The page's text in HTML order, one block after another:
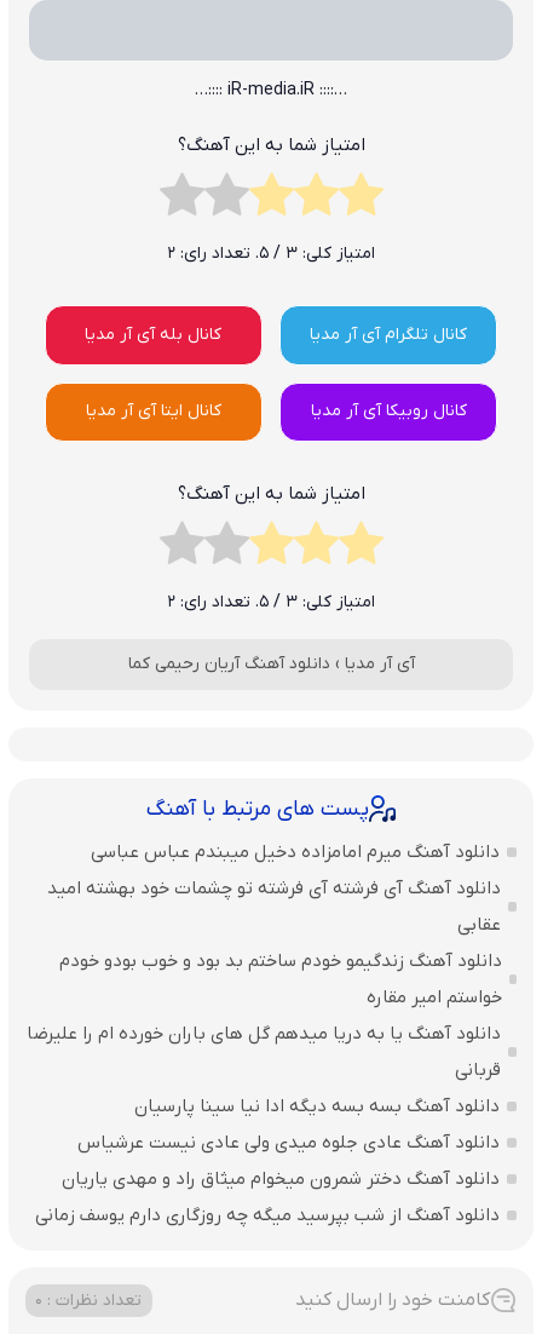
…:::: iR-media.iR ::::…
امتیاز شما به این آهنگ؟
امتیاز کلی: 3 / 5. تعداد رای: 2
کانال تلگرام آی آر مدیا کانال بله آی آر مدیا
کانال روبیکا آی آر مدیا کانال ایتا آی آر مدیا
امتیاز شما به این آهنگ؟
امتیاز کلی: 3 / 5. تعداد رای: 2
آی آر مدیا › دانلود آهنگ آریان رحیمی کما
پست های مرتبط با آهنگ
دانلود آهنگ میرم امامزاده دخیل میبندم عباس عباسی
دانلود آهنگ آی فرشته آی فرشته تو چشمات خود بهشته امید
عقابی
دانلود آهنگ زندگیمو خودم ساختم بد بود و خوب بودو خودم
خواستم امیر مقاره
دانلود آهنگ یا به دریا میدهم گل های باران‌ خورده ام را علیرضا
قربانی
دانلود آهنگ بسه بسه دیگه ادا نیا سینا پارسیان
دانلود آهنگ عادی جلوه میدی ولی عادی نیست عرشیاس
دانلود آهنگ دختر شمرون میخوام میثاق راد و مهدی یاریان
دانلود آهنگ از شب بپرسید میگه چه روزگاری دارم یوسف زمانی
کامنت خود را ارسال کنید تعداد نظرات : 0